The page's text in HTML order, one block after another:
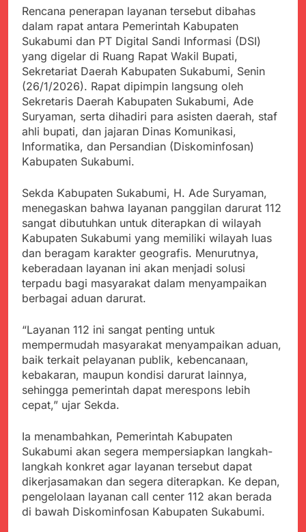
Kabupaten Sukabumi
Angkat Bicara
Satgas Yonif 310/KK
Lakukan Pengecatan
Dan Pembenahan
Juli 21, 2024
Kadinkes kab. Sukabumi
Angkat Bicara Terkait
Dugaan pembelian obat
yang akan Kadaluarsa
oleh Puskesmas
Juli 21, 2024
Diduga Pembelian Obat
oleh Puskesmas di
Kab. Sukabumi yang
akan Kadaluarsa.
Juli 20, 2024
Tunjukan
Perhatiannya, Satgas
Perkembangan
Terbaru Kasus Dago
Elos
Juli 20, 2024
Kejaksaan Negeri Kab
Sukabumi didesak usut
Tuntas Dugaan
penyelewengan
Pengadaan Buku Simi
Juli 19, 2024
Diduga Kuat
Inspektorat Kab,
Baru, Satgas Yonif
310/KK Ajak Pelajar
Bersihkan Lingkungan
Sekolah
Juli 19, 2024
Selisih APBD Tahun
2023 Kab.Sukabumi
Sebesar Rp 31 Miliar
Juli 16, 2024
Ingatkan Pentingnya
Verifikasi Isu Dugaan
terhadap Kepala KUA
Pabuaran
Agustus 8, 2026
Aksi Humanis Polri:
Kapolsek Kebonpedes
Bantu Lansia dengan
Kursi Roda, Warga Haru
dan Bersyukur
Agustus 7, 2026
Data Ganda Capai 6
Juta, BGN Benahi Basis
Penerima Program
Rencana penerapan layanan tersebut dibahas
dalam rapat antara Pemerintah Kabupaten
Sukabumi dan PT Digital Sandi Informasi (DSI)
yang digelar di Ruang Rapat Wakil Bupati,
Sekretariat Daerah Kabupaten Sukabumi, Senin
(26/1/2026). Rapat dipimpin langsung oleh
Sekretaris Daerah Kabupaten Sukabumi, Ade
Suryaman, serta dihadiri para asisten daerah, staf
ahli bupati, dan jajaran Dinas Komunikasi,
Informatika, dan Persandian (Diskominfosan)
Kabupaten Sukabumi.
Sekda Kabupaten Sukabumi, H. Ade Suryaman,
menegaskan bahwa layanan panggilan darurat 112
sangat dibutuhkan untuk diterapkan di wilayah
Kabupaten Sukabumi yang memiliki wilayah luas
dan beragam karakter geografis. Menurutnya,
keberadaan layanan ini akan menjadi solusi
terpadu bagi masyarakat dalam menyampaikan
berbagai aduan darurat.
“Layanan 112 ini sangat penting untuk
mempermudah masyarakat menyampaikan aduan,
baik terkait pelayanan publik, kebencanaan,
kebakaran, maupun kondisi darurat lainnya,
sehingga pemerintah dapat merespons lebih
cepat,” ujar Sekda.
Ia menambahkan, Pemerintah Kabupaten
Sukabumi akan segera mempersiapkan langkah-
langkah konkret agar layanan tersebut dapat
dikerjasamakan dan segera diterapkan. Ke depan,
pengelolaan layanan call center 112 akan berada
di bawah Diskominfosan Kabupaten Sukabumi.